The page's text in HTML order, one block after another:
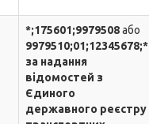
*;175601;9979508або
9979510;01;12345678;*
за надання
відомостей з
Єдиного
державного реєстру